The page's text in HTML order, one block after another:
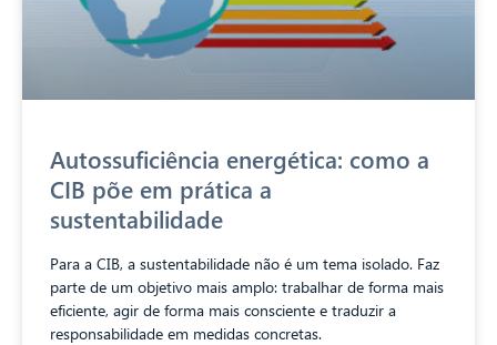
Autossuficiência energética: como a
CIB põe em prática a
sustentabilidade
Para a CIB, a sustentabilidade não é um tema isolado. Faz
parte de um objetivo mais amplo: trabalhar de forma mais
eficiente, agir de forma mais consciente e traduzir a
responsabilidade em medidas concretas.